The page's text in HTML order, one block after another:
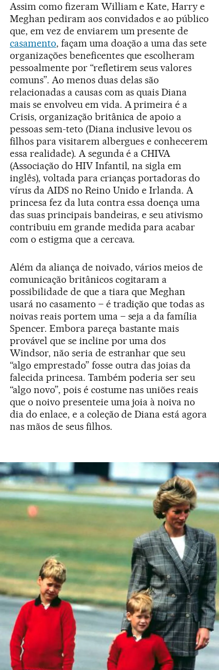
Assim como fizeram William e Kate, Harry e
Meghan pediram aos convidados e ao público
que, em vez de enviarem um presente de
casamento, façam uma doação a uma das sete
organizações beneficentes que escolheram
pessoalmente por “refletirem seus valores
comuns”. Ao menos duas delas são
relacionadas a causas com as quais Diana
mais se envolveu em vida. A primeira é a
Crisis, organização britânica de apoio a
pessoas sem-teto (Diana inclusive levou os
filhos para visitarem albergues e conhecerem
essa realidade). A segunda é a CHIVA
(Associação do HIV Infantil, na sigla em
inglês), voltada para crianças portadoras do
vírus da AIDS no Reino Unido e Irlanda. A
princesa fez da luta contra essa doença uma
das suas principais bandeiras, e seu ativismo
contribuiu em grande medida para acabar
com o estigma que a cercava.
Além da aliança de noivado, vários meios de
comunicação britânicos cogitaram a
possibilidade de que a tiara que Meghan
usará no casamento – é tradição que todas as
noivas reais portem uma – seja a da família
Spencer. Embora pareça bastante mais
provável que se incline por uma dos
Windsor, não seria de estranhar que seu
“algo emprestado” fosse outra das joias da
falecida princesa. Também poderia ser seu
“algo novo”, pois é costume nas uniões reais
que o noivo presenteie uma joia à noiva no
dia do enlace, e a coleção de Diana está agora
nas mãos de seus filhos.